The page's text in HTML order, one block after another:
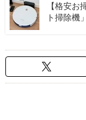
【格安
ト掃除機